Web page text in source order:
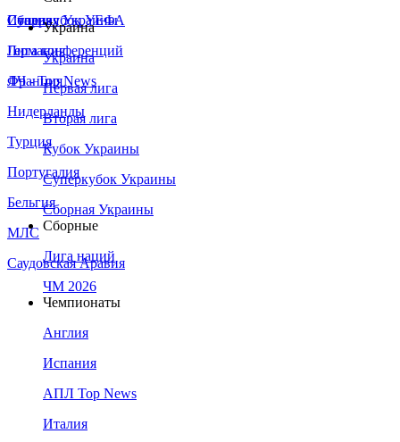
Сборная Украины
Италия
Германия
Франция
Нидерланды
Турция
Португалия
Бельгия
МЛС
Саудовская Аравия
Суперкубок УЕФА
Лига конференций
ЛЧ - Top News
Украина
Украина
Первая лига
Вторая лига
Кубок Украины
Суперкубок Украины
Сборная Украины
Сборные
Лига наций
ЧМ 2026
Чемпионаты
Англия
Испания
АПЛ Top News
Италия